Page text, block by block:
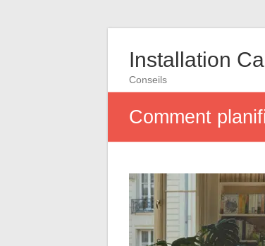
Installation
Conseils
Comment